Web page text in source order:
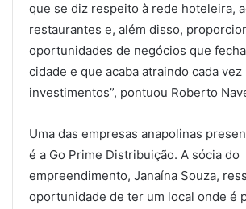
que se diz respeito à rede hoteleira,
restaurantes e, além disso,
oportunidades de negócios que
cidade e que acaba atraindo cada vez
investimentos”, pontuou Roberto
Uma das empresas anapolinas
é a Go Prime Distribuição. A sócia do
empreendimento, Janaína Souza,
oportunidade de ter um local onde é